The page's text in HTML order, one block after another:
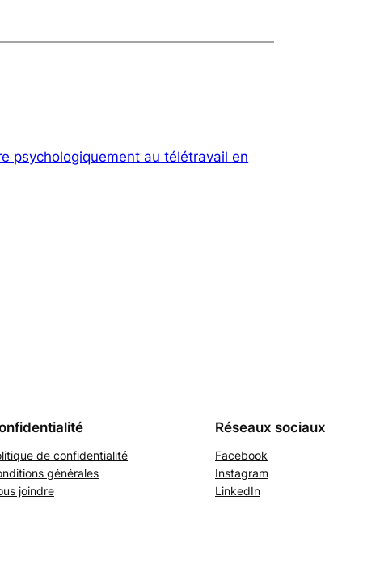
psychologiquement au télétravail en
de confidentialité
générales
joindre
Réseaux sociaux
Facebook
Instagram
LinkedIn